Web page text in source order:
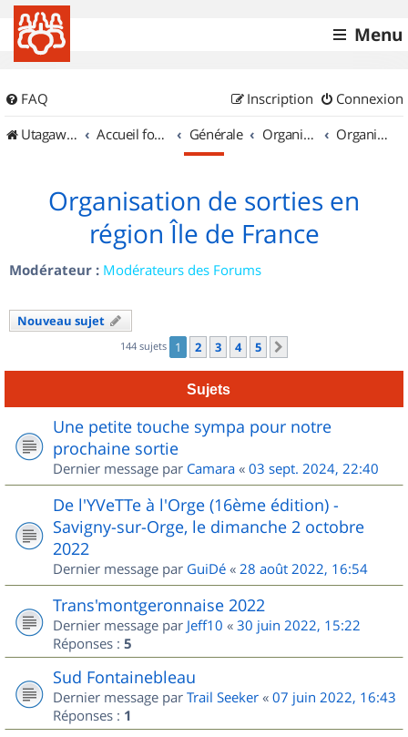
Menu
FAQ Connexion
Inscription
UtagawaVTT (Randos VTT et VTTAE avec traces GPS)
Accueil forum Générale Organisation de sorties & Recherche de partenaires Organisation de sorties en région Île de France
Organisation de sorties en
région Île de France
Modérateur : Modérateurs des Forums
Nouveau sujet
144 sujets 1 2 3 4 5
Sujets
Une petite touche sympa pour notre
prochaine sortie
Dernier message par Camara « 03 sept. 2024, 22:40
De l'YVeTTe à l'Orge (16ème édition) -
Savigny-sur-Orge, le dimanche 2 octobre
2022
Dernier message par GuiDé « 28 août 2022, 16:54
Trans'montgeronnaise 2022
Dernier message par Jeff10 « 30 juin 2022, 15:22
Réponses : 5
Sud Fontainebleau
Dernier message par Trail Seeker « 07 juin 2022, 16:43
Réponses : 1